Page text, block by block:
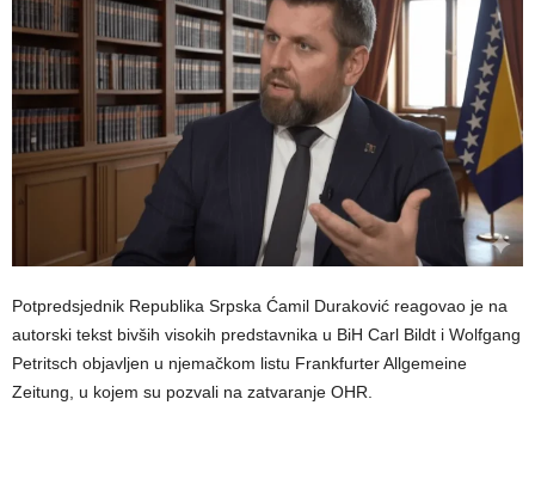
Potpredsjednik Republika Srpska Ćamil Duraković reagovao je na
autorski tekst bivših visokih predstavnika u BiH Carl Bildt i Wolfgang
Petritsch objavljen u njemačkom listu Frankfurter Allgemeine
Zeitung, u kojem su pozvali na zatvaranje OHR.